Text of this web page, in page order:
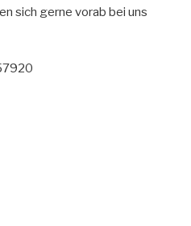
sich gerne vorab bei uns